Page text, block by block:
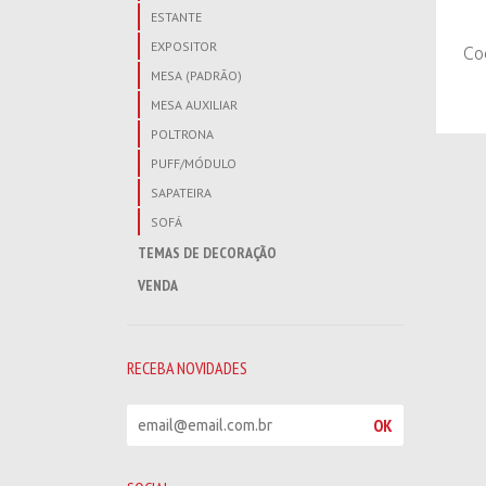
ESTANTE
EXPOSITOR
MESA (PADRÃO)
MESA AUXILIAR
POLTRONA
PUFF/MÓDULO
SAPATEIRA
SOFÁ
TEMAS DE DECORAÇÃO
VENDA
RECEBA NOVIDADES
e
OK